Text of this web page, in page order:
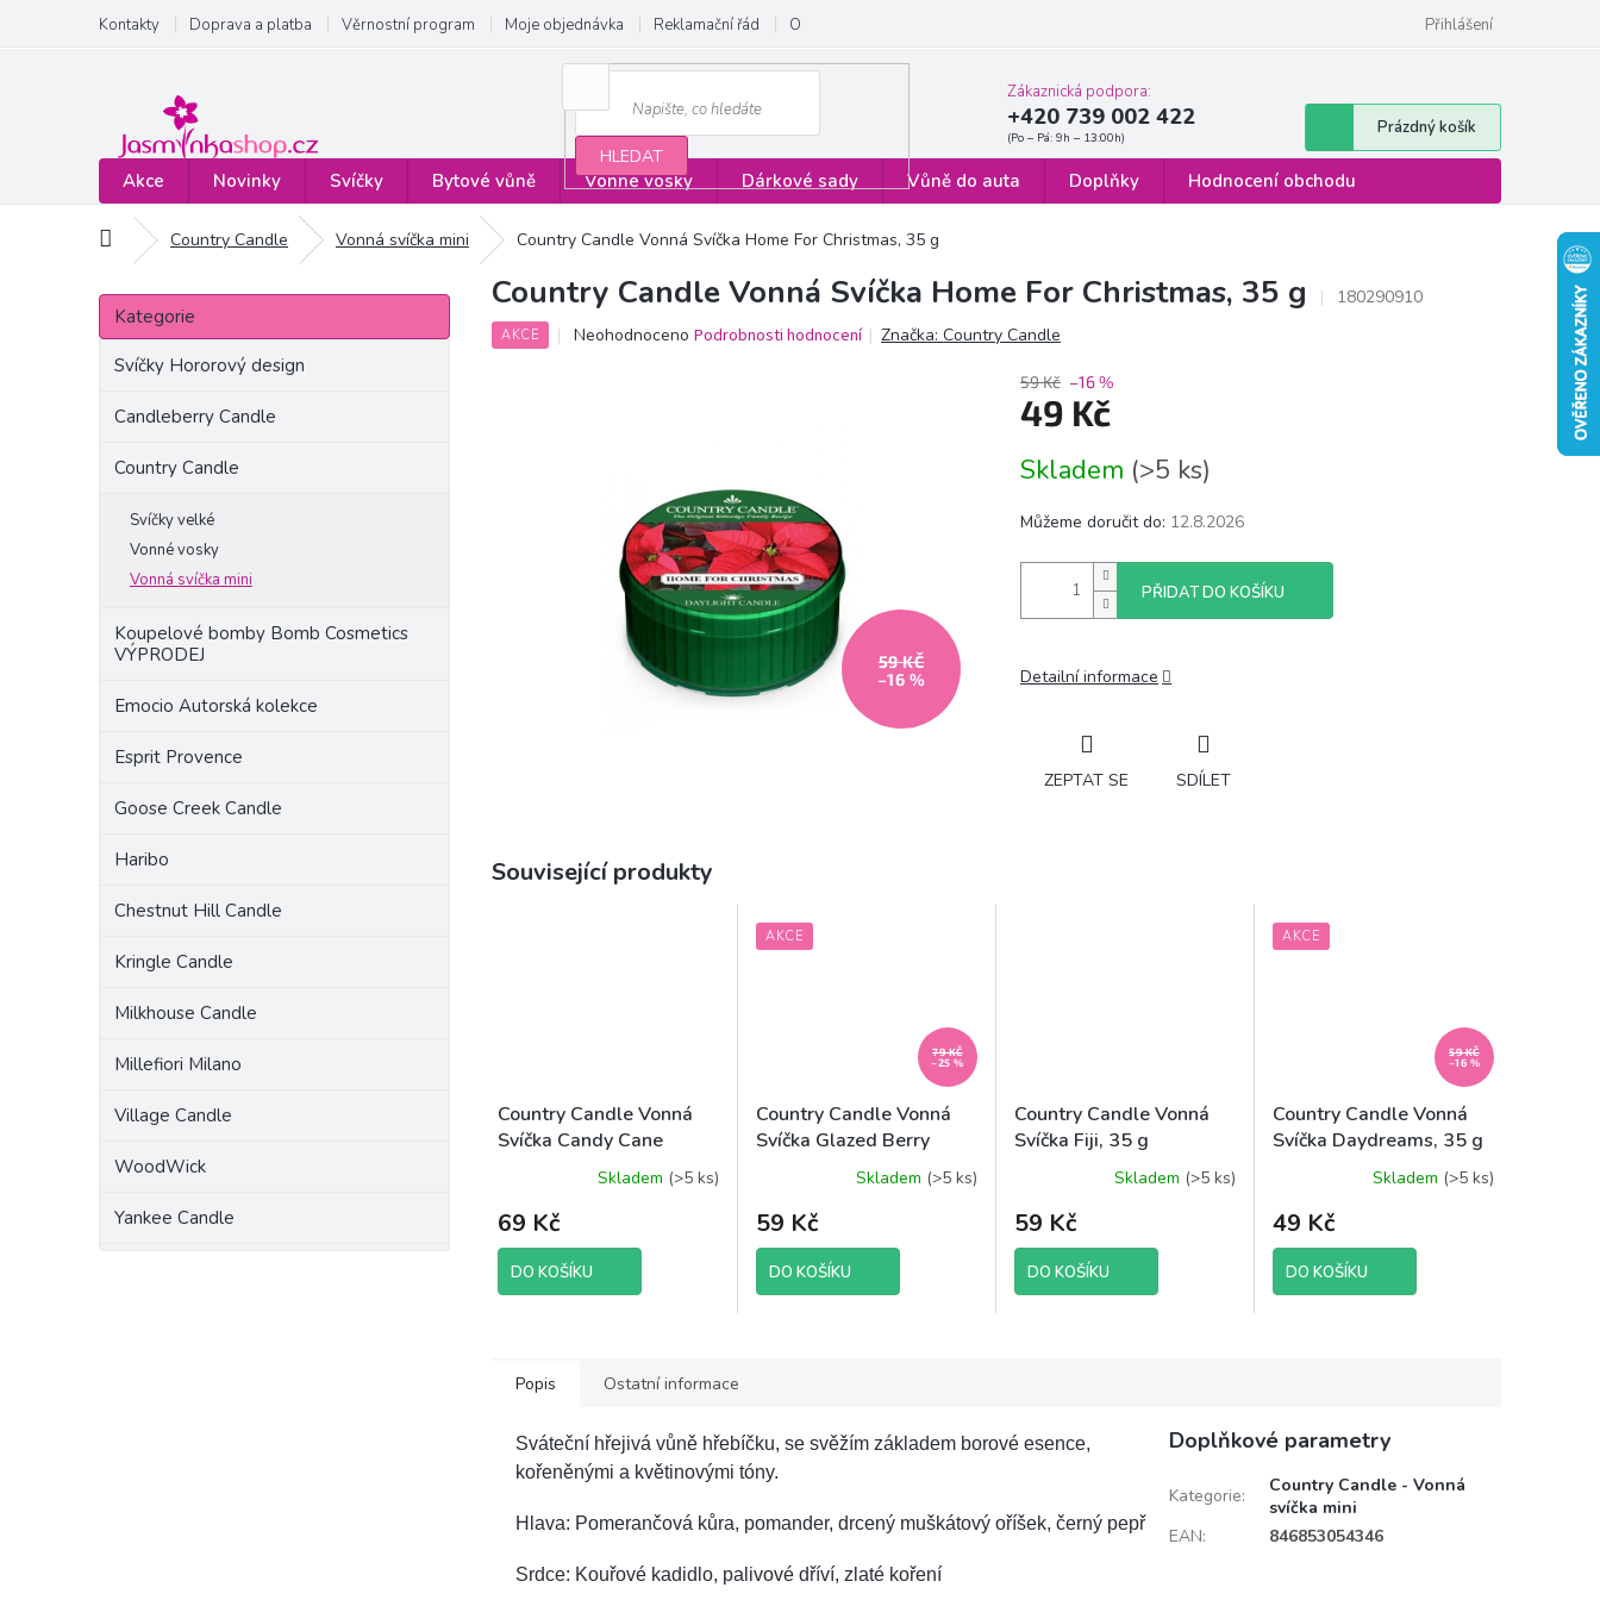
obsah
Kontakty Doprava a platba Věrnostní program Moje objednávka Reklamační řád Obchodní podmínky Formulář pro odstoupení od smlouvy
Přihlášení
HLEDAT
Zákaznická podpora:
+420 739 002 422
Nákupní
košík
Prázdný košík
Akce Novinky Svíčky Bytové vůně Vonné vosky Dárkové sady Vůně do auta Doplňky Hodnocení obchodu
Domů Country Candle Vonná svíčka mini Country Candle Vonná Svíčka Home For Christmas, 35 g
P
s
Přeskočit
kategorie
Kategorie
Svíčky Hororový design
Candleberry Candle
Country Candle
Svíčky velké
Vonné vosky
Vonná svíčka mini
Koupelové bomby Bomb Cosmetics
VÝPRODEJ
Emocio Autorská kolekce
Esprit Provence
Goose Creek Candle
Haribo
Chestnut Hill Candle
Kringle Candle
Milkhouse Candle
Millefiori Milano
Village Candle
WoodWick
Yankee Candle
Country Candle Vonná Svíčka Home For Christmas, 35 g 180290910
AKCE
Průměrné
Neohodnoceno Podrobnosti hodnocení Značka:Country Candle
59 KČ
–16 %
59 Kč –16 %
49 Kč
cena:
Skladem (>5 ks)
Můžeme doručit do: 12.8.2026
PŘIDAT DO KOŠÍKU
Detailní informace
ZEPTAT SE SDÍLET
Související produkty
Country Candle Vonná
Svíčka Candy Cane
Cheesecake, 35 g
produktu
je
5,0
z
Skladem (>5 ks)
69 Kč
DO KOŠÍKU
AKCE
79 KČ
–25 %
Country Candle Vonná
Svíčka Glazed Berry
Scone, 42 gSkladem (>5 ks)
59 Kč
DO KOŠÍKU
Country Candle Vonná
Svíčka Fiji, 35 g
produktu
je
5,0
z
Skladem (>5 ks)
59 Kč
DO KOŠÍKU
AKCE
59 KČ
–16 %
Country Candle Vonná
Svíčka Daydreams, 35 g
Skladem (>5 ks)
49 Kč
DO KOŠÍKU
Popis Ostatní informace
Sváteční hřejivá vůně hřebíčku, se svěžím základem borové esence,
kořeněnými a květinovými tóny.
Hlava: Pomerančová kůra, pomander, drcený muškátový oříšek, černý pepř
Srdce: Kouřové kadidlo, palivové dříví, zlaté koření
Doplňkové parametry
Kategorie:
Country Candle - Vonná
svíčka mini
EAN: 846853054346